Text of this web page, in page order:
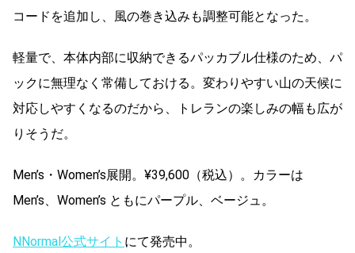
コードを追加し、風の巻き込みも調整可能となった。
軽量で、本体内部に収納できるパッカブル仕様のため、パ
ックに無理なく常備しておける。変わりやすい山の天候に
対応しやすくなるのだから、トレランの楽しみの幅も広が
りそうだ。
Men’s・Women’s展開。¥39,600（税込）。カラーは
Men’s、Women’s ともにパープル、ベージュ。
NNormal公式サイト にて発売中。